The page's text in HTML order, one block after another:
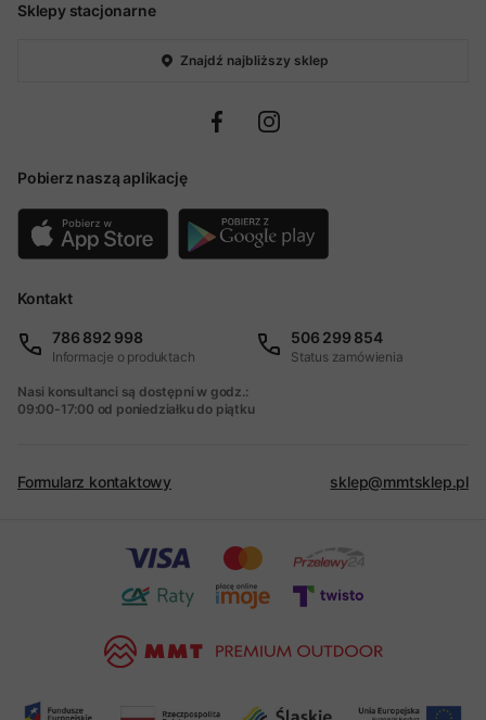
Sklepy stacjonarne
Znajdź najbliższy sklep
Pobierz naszą aplikację
Kontakt
786 892 998
Informacje o produktach
506 299 854
Status zamówienia
Nasi konsultanci są dostępni w godz.:
09:00-17:00 od poniedziałku do piątku
Formularz kontaktowy sklep@mmtsklep.pl